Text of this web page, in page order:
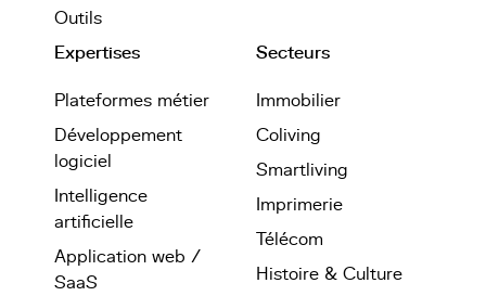
Outils
Expertises
Plateformes métier
Développement
logiciel
Intelligence
artificielle
Application web /
SaaS
Secteurs
Immobilier
Coliving
Smartliving
Imprimerie
Télécom
Histoire & Culture